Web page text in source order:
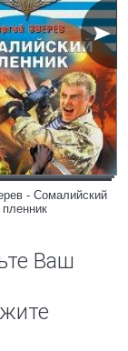
- Сомалийский
пленник
Ваш